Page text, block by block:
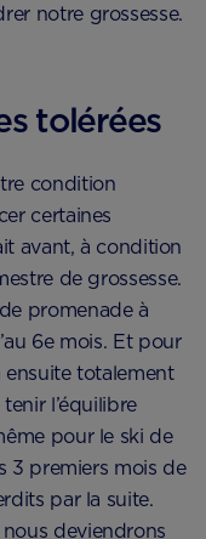
notre grossesse.
tolérées
condition
certaines
avant, à condition
de grossesse.
promenade à
6e mois. Et pour
totalement
l’équilibre
pour le ski de
3 premiers mois de
par la suite.
deviendrons